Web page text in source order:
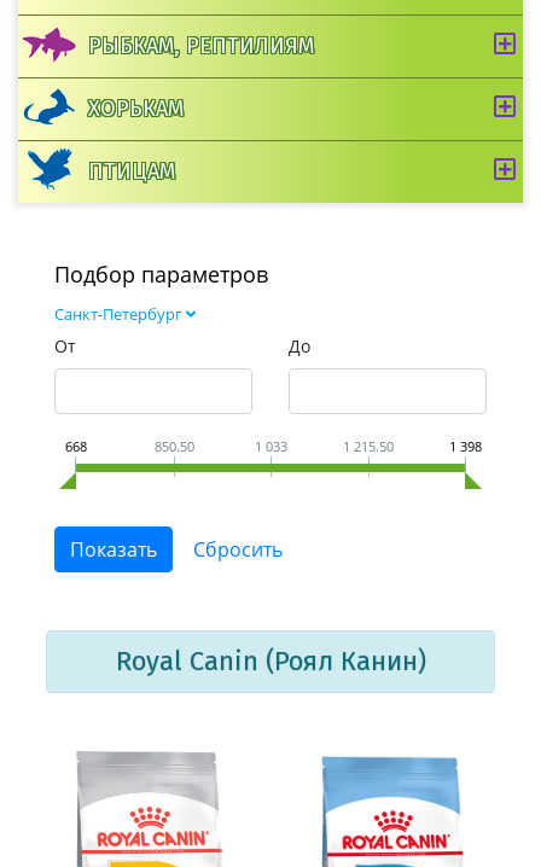
РЫБКАМ, РЕПТИЛИЯМ
ХОРЬКАМ
ПТИЦАМ
Подбор параметров
Санкт-Петербург
От До
668 850.50 1 033 1 215.50 1 398
Royal Canin (Роял Канин)